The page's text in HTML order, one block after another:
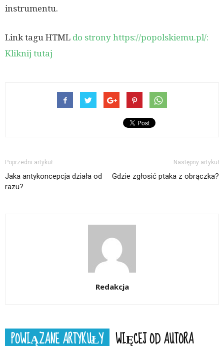
instrumentu.
Link tagu HTML do strony https://popolskiemu.pl/:
Kliknij tutaj
Poprzedni artykuł
Jaka antykoncepcja działa od
razu?
Następny artykuł
Gdzie zgłosić ptaka z obrączka?
Redakcja
POWIĄZANE ARTYKUŁY WIĘCEJ OD AUTORA